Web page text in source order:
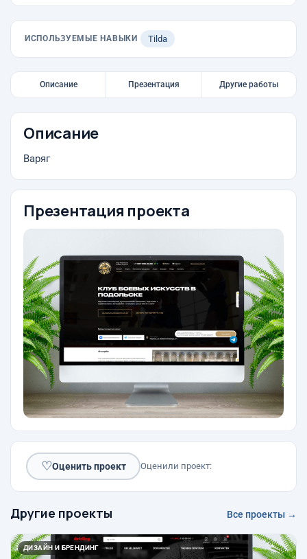
ИСПОЛЬЗУЕМЫЕ НАВЫКИ Tilda
Описание Презентация Другие работы
Описание
Варяг
Презентация проекта
♡Оценить проект Оценили проект:
Другие проекты Все проекты →
ДИЗАЙН И БРЕНДИНГ